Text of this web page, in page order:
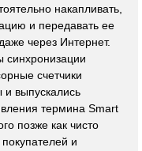
накапливать,
и передавать ее
через Интернет.
синхронизации
счетчики
и выпускались
термина Smart
позже как чисто
и